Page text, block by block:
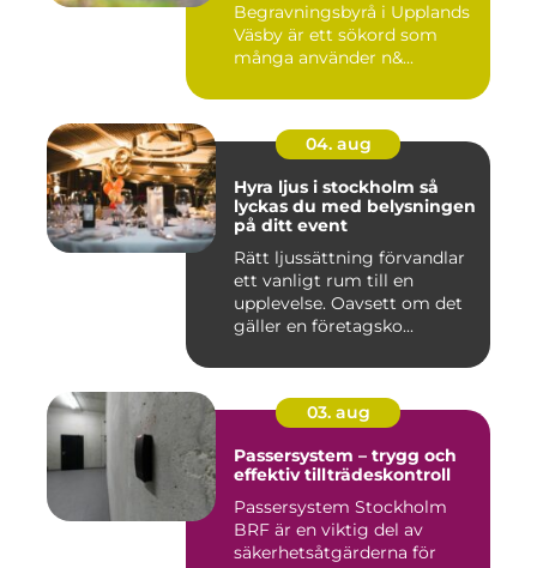
Begravningsbyrå i Upplands
Väsby är ett sökord som
många använder n&...
04. aug
Hyra ljus i stockholm så
lyckas du med belysningen
på ditt event
Rätt ljussättning förvandlar
ett vanligt rum till en
upplevelse. Oavsett om det
gäller en företagsko...
03. aug
Passersystem – trygg och
effektiv tillträdeskontroll
Passersystem Stockholm
BRF är en viktig del av
säkerhetsåtgärderna för